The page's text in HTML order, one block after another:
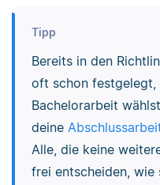
Tipp
Bereits in den
oft schon festgelegt,
Bachelorarbeit
deine
Alle, die keine
frei entscheiden, wie